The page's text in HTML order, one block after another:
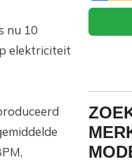
nu 10
elektriciteit